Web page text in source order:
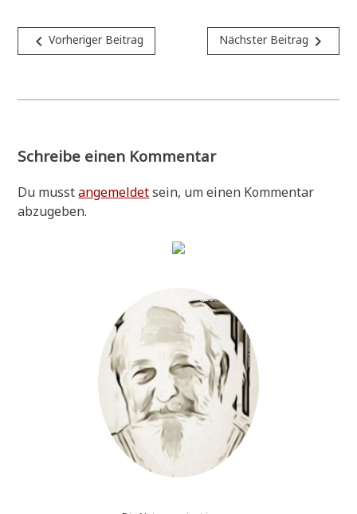
Beitragsnavigation
navigate_beforeVorheriger Beitrag Nächster Beitrag navigate_next
Schreibe einen Kommentar
Du musstangemeldetsein, um einen Kommentar
abzugeben.